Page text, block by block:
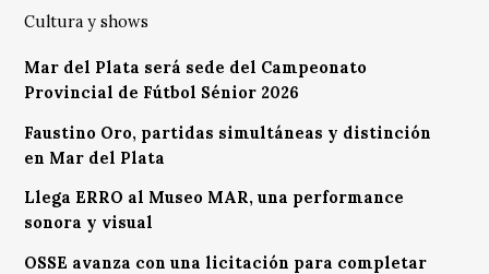
Cultura y shows
Mar del Plata será sede del Campeonato
Provincial de Fútbol Sénior 2026
Faustino Oro, partidas simultáneas y distinción
en Mar del Plata
Llega ERRO al Museo MAR, una performance
sonora y visual
OSSE avanza con una licitación para completar